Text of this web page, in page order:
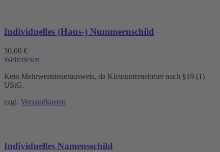
Individuelles (Haus-) Nummernschild
30,00 €
Weiterlesen
Kein Mehrwertsteuerausweis, da Kleinunternehmer nach §19 (1)
UStG.
zzgl. Versandkosten
Individuelles Namensschild